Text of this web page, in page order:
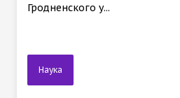
Гродненского у...
Наука